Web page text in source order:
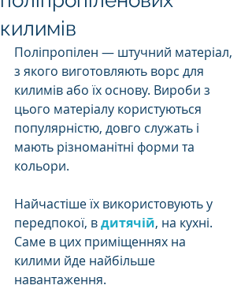
килимів
Поліпропілен — штучний матеріал,
з якого виготовляють ворс для
килимів або їх основу. Вироби з
цього матеріалу користуються
популярністю, довго служать і
мають різноманітні форми та
кольори.
Найчастіше їх використовують у
передпокої, в дитячій, на кухні.
Саме в цих приміщеннях на
килими йде найбільше
навантаження.